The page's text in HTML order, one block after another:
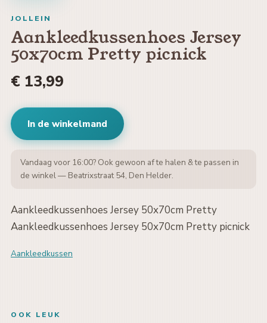
JOLLEIN
Aankleedkussenhoes Jersey
50x70cm Pretty picnick
€ 13,99
In de winkelmand
Vandaag voor 16:00? Ook gewoon af te halen & te passen in
de winkel — Beatrixstraat 54, Den Helder.
Aankleedkussenhoes Jersey 50x70cm Pretty
Aankleedkussenhoes Jersey 50x70cm Pretty picnick
Aankleedkussen
OOK LEUK